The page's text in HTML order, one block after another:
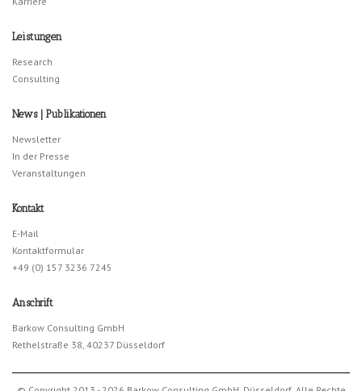
Leistungen
Research
Consulting
News | Publikationen
Newsletter
In der Presse
Veranstaltungen
Kontakt
E-Mail
Kontaktformular
+49 (0) 157 3236 7245
Anschrift
Barkow Consulting GmbH
Rethelstraße 38, 40237 Düsseldorf